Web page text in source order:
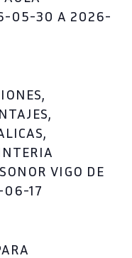
VISTAS
05-30 A 2026-
VIGO DE
17